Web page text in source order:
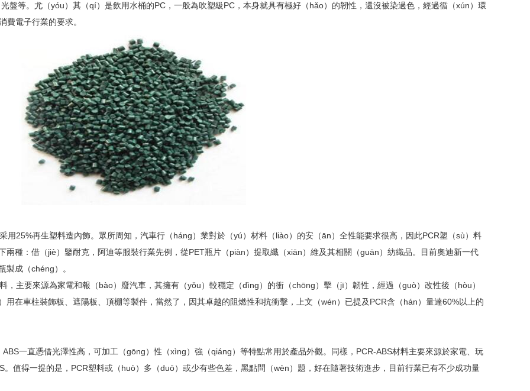
盤等。尤（yóu）其（qí）是飲用水桶的PC，一般為吹塑級PC，本身就具有極好（hǎo）的韌性，還沒被染過色，經過循（xún）環
費電子行業的要求。
再生塑料造內飾。眾所周知，汽車行（háng）業對於（yú）材料（liào）的安（ān）全性能要求很高，因此PCR塑（sù）料
種：借（jiè）鑒耐克，阿迪等服裝行業先例，從PET瓶片（piàn）提取纖（xiān）維及其相關（guān）紡織品。目前奧迪新一代
製成（chéng）。
要來源為家電和報（bào）廢汽車，其擁有（yǒu）較穩定（dìng）的衝（chōng）擊（jī）韌性，經過（guò）改性後（hòu）
在車柱裝飾板、遮陽板、頂棚等製件，當然了，因其卓越的阻燃性和抗衝擊，上文（wén）已提及PCR含（hán）量達60%以上的
一直憑借光澤性高，可加工（gōng）性（xìng）強（qiáng）等特點常用於產品外觀。同樣，PCR-ABS材料主要來源於家電、玩
值得一提的是，PCR塑料或（huò）多（duō）或少有些色差，黑點問（wèn）題，好在隨著技術進步，目前行業已有不少成功量